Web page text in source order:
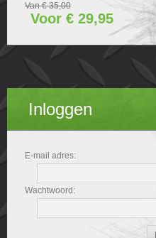
Van € 35,00
Voor € 29,95
Inloggen
E-mail adres:
Wachtwoord: